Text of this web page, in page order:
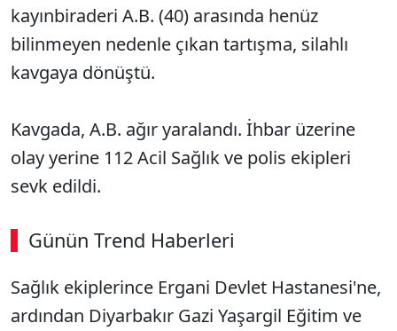
kayınbiraderi A.B. (40) arasında henüz
bilinmeyen nedenle çıkan tartışma, silahlı
kavgaya dönüştü.
Kavgada, A.B. ağır yaralandı. İhbar üzerine
olay yerine 112 Acil Sağlık ve polis ekipleri
sevk edildi.
Günün Trend Haberleri
Sağlık ekiplerince Ergani Devlet Hastanesi'ne,
ardından Diyarbakır Gazi Yaşargil Eğitim ve